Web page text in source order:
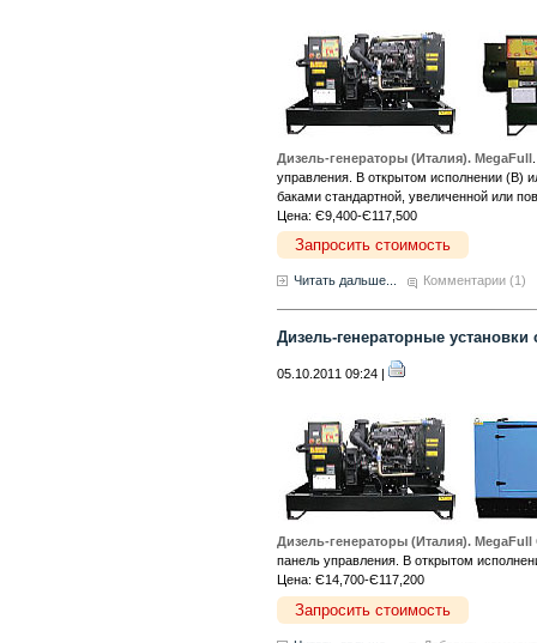
Дизель-генераторы (Италия). MegaFull
управления. В открытом исполнении
баками стандартной, увеличенной или
Цена: Є9,400-Є117,500
Запросить стоимость
Читать дальше... Комментарии (1)
Дизель-генераторные установки
05.10.2011 09:24 |
Дизель-генераторы (Италия). MegaFull
панель управления. В открытом
Цена: Є14,700-Є117,200
Запросить стоимость